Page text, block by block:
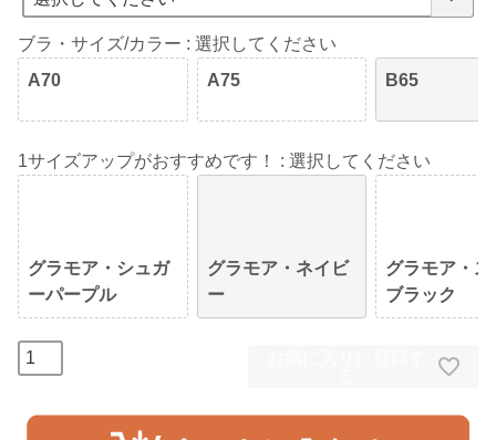
ブラ・サイズ/カラー
選択してください
A70
A75 B65
1サイズアップがおすすめです！ 選択してください
グラモア・シュガ
ーパープル
グラモア・ネイビ
ー
グラモア・ス
ブラック